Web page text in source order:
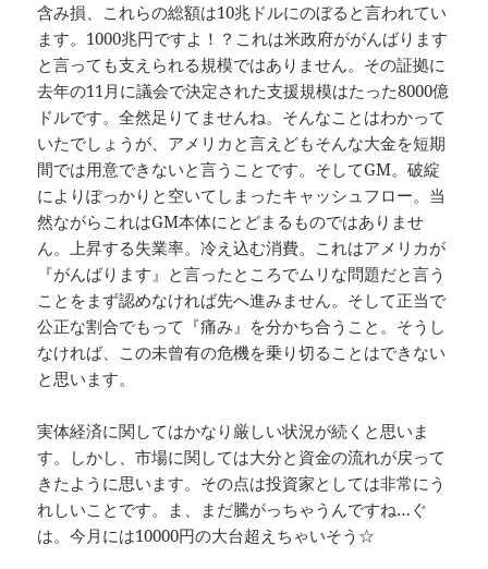
含み損、これらの総額は10兆ドルにのぼると言われてい
ます。1000兆円ですよ！？これは米政府ががんばります
と言っても支えられる規模ではありません。その証拠に
去年の11月に議会で決定された支援規模はたった8000億
ドルです。全然足りてませんね。そんなことはわかって
いたでしょうが、アメリカと言えどもそんな大金を短期
間では用意できないと言うことです。そしてGM。破綻
によりぽっかりと空いてしまったキャッシュフロー。当
然ながらこれはGM本体にとどまるものではありませ
ん。上昇する失業率。冷え込む消費。これはアメリカが
『がんばります』と言ったところでムリな問題だと言う
ことをまず認めなければ先へ進みません。そして正当で
公正な割合でもって『痛み』を分かち合うこと。そうし
なければ、この未曾有の危機を乗り切ることはできない
と思います。
実体経済に関してはかなり厳しい状況が続くと思いま
す。しかし、市場に関しては大分と資金の流れが戻って
きたように思います。その点は投資家としては非常にう
れしいことです。ま、まだ騰がっちゃうんですね…ぐ
は。今月には10000円の大台超えちゃいそう☆